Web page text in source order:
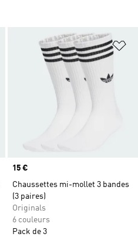
Ajouter à la Liste de produits
Prix
15 €
Chaussettes mi-mollet 3 bandes
(3 paires)
Originals
6 couleurs
Pack de 3